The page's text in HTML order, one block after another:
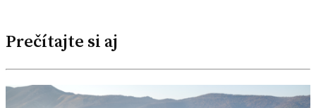
Prečítajte si aj